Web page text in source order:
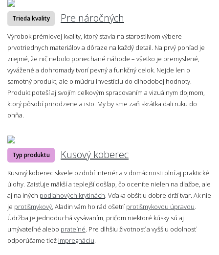
Trieda kvality Pre náročných
Výrobok prémiovej kvality, ktorý stavia na starostlivom výbere
prvotriednych materiálov a dôraze na každý detail. Na prvý pohľad je
zrejmé, že nič nebolo ponechané náhode – všetko je premyslené,
vyvážené a dohromady tvorí pevný a funkčný celok. Nejde len o
samotný produkt, ale o múdru investíciu do dlhodobej hodnoty.
Produkt poteší aj svojím celkovým spracovaním a vizuálnym dojmom,
ktorý pôsobí prirodzene a isto. My by sme zaň skrátka dali ruku do
ohňa.
Typ produktu Kusový koberec
Kusový koberec skvele ozdobí interiér a v domácnosti plní aj praktické
úlohy. Zaisťuje mäkší a teplejší došľap, čo oceníte nielen na dlažbe, ale
aj na iných podlahových krytinách . Vďaka obšitiu dobre drží tvar. Ak nie
je protišmykový , Aladin vám ho rád ošetríprotišmykovou úpravou
Údržba je jednoduchá vysávaním, pričom niektoré kúsky sú aj
umývateľné alebo prateľné . Pre dlhšiu životnosť a vyššiu odolnosť
odporúčame tiež impregnáciu